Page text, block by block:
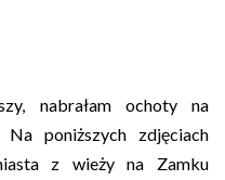
nabrałam ochoty na
poniższych zdjęciach
z wieży na Zamku